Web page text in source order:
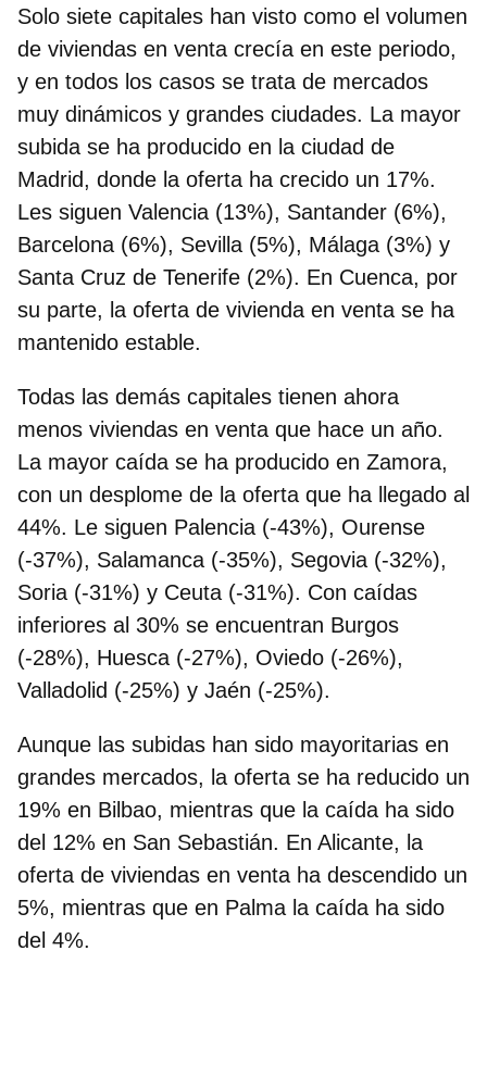
Solo siete capitales han visto como el volumen
de viviendas en venta crecía en este periodo,
y en todos los casos se trata de mercados
muy dinámicos y grandes ciudades. La mayor
subida se ha producido en la ciudad de
Madrid, donde la oferta ha crecido un 17%.
Les siguen Valencia (13%), Santander (6%),
Barcelona (6%), Sevilla (5%), Málaga (3%) y
Santa Cruz de Tenerife (2%). En Cuenca, por
su parte, la oferta de vivienda en venta se ha
mantenido estable.
Todas las demás capitales tienen ahora
menos viviendas en venta que hace un año.
La mayor caída se ha producido en Zamora,
con un desplome de la oferta que ha llegado al
44%. Le siguen Palencia (-43%), Ourense
(-37%), Salamanca (-35%), Segovia (-32%),
Soria (-31%) y Ceuta (-31%). Con caídas
inferiores al 30% se encuentran Burgos
(-28%), Huesca (-27%), Oviedo (-26%),
Valladolid (-25%) y Jaén (-25%).
Aunque las subidas han sido mayoritarias en
grandes mercados, la oferta se ha reducido un
19% en Bilbao, mientras que la caída ha sido
del 12% en San Sebastián. En Alicante, la
oferta de viviendas en venta ha descendido un
5%, mientras que en Palma la caída ha sido
del 4%.